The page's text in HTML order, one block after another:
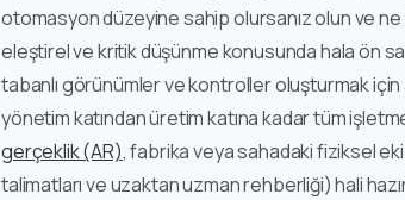
otomasyon düzeyine sahip olursanız olun ve ne
eleştirel ve kritik düşünme konusunda hala ön
tabanlı görünümler ve kontroller oluşturmak
yönetim katından üretim katına kadar tüm
gerçeklik (AR), fabrika veya sahadaki fiziksel
talimatları ve uzaktan uzman rehberliği) hali